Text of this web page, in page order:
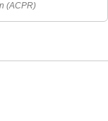
(ACPR)